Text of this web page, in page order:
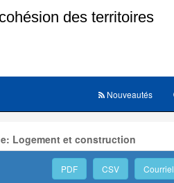
Nouveautés
Logement et construction
PDF CSV Courriel